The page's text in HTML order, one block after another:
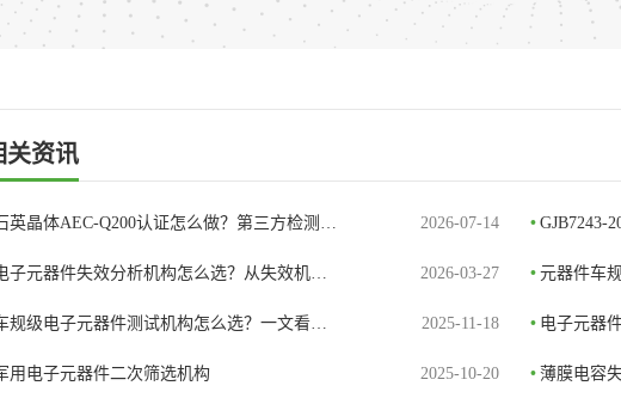
关资讯
2026-07-14
英晶体AEC-Q200认证怎么做？第三方检测… • GJB7243-
2026-03-27
子元器件失效分析机构怎么选？从失效机… • 元器件车
2025-11-18
规级电子元器件测试机构怎么选？一文看… • 电子元器
2025-10-20
用电子元器件二次筛选机构 • 薄膜电容